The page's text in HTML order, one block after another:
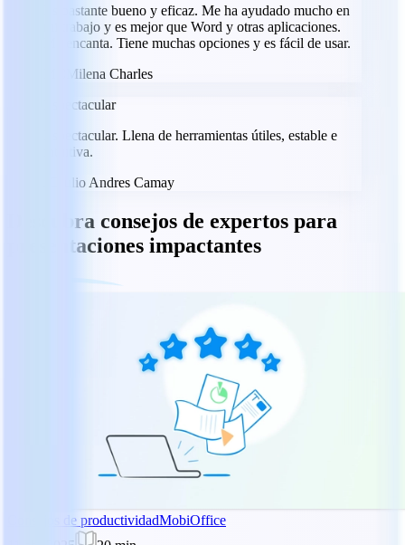
Es bastante bueno y eficaz. Me ha ayudado mucho en
mi trabajo y es mejor que Word y otras aplicaciones.
Me encanta. Tiene muchas opciones y es fácil de usar.
Milena Charles
Espectacular
Espectacular. Llena de herramientas útiles, estable e
intuitiva.
Julio Andres Camay
Descubra consejos de expertos para
presentaciones impactantes
Consejos de productividadMobiOffice